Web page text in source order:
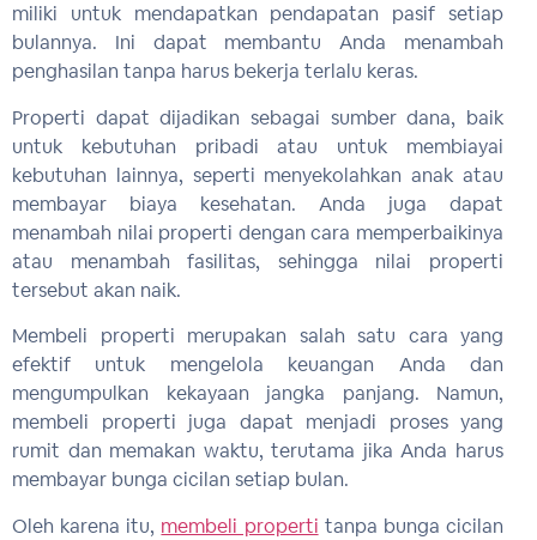
miliki untuk mendapatkan pendapatan pasif setiap
bulannya. Ini dapat membantu Anda menambah
penghasilan tanpa harus bekerja terlalu keras.
Properti dapat dijadikan sebagai sumber dana, baik
untuk kebutuhan pribadi atau untuk membiayai
kebutuhan lainnya, seperti menyekolahkan anak atau
membayar biaya kesehatan. Anda juga dapat
menambah nilai properti dengan cara memperbaikinya
atau menambah fasilitas, sehingga nilai properti
tersebut akan naik.
Membeli properti merupakan salah satu cara yang
efektif untuk mengelola keuangan Anda dan
mengumpulkan kekayaan jangka panjang. Namun,
membeli properti juga dapat menjadi proses yang
rumit dan memakan waktu, terutama jika Anda harus
membayar bunga cicilan setiap bulan.
Oleh karena itu, membeli properti tanpa bunga cicilan